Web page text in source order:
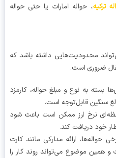
، حواله امارات یا حتی حواله
محدودیت‌هایی داشته باشد که
است.
به نوع و مبلغ حواله، کارمزد
قابل‌توجه است.
ارز ممکن است باعث شود
دریافت کند.
ارائه مدارکی مانند کارت
موضوع می‌تواند روند کار را